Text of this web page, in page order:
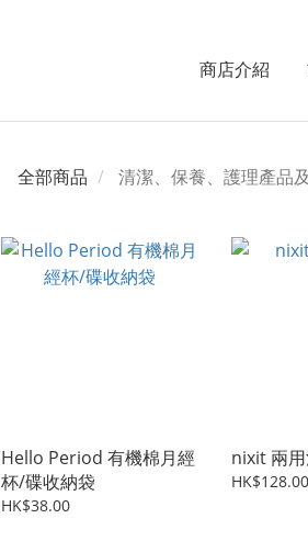
商店介紹
全部商品 清潔、保養、護理產品
Hello Period 有機棉月經
杯/碟收納袋
HK$38.00
nixit 兩
HK$128.00